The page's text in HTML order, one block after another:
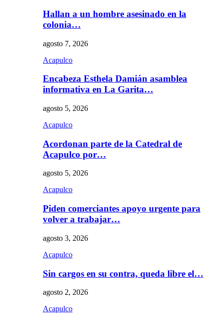
Hallan a un hombre asesinado en la
colonia…
agosto 7, 2026
Acapulco
Encabeza Esthela Damián asamblea
informativa en La Garita…
agosto 5, 2026
Acapulco
Acordonan parte de la Catedral de
Acapulco por…
agosto 5, 2026
Acapulco
Piden comerciantes apoyo urgente para
volver a trabajar…
agosto 3, 2026
Acapulco
Sin cargos en su contra, queda libre el…
agosto 2, 2026
Acapulco